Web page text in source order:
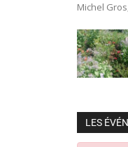
Michel
LES